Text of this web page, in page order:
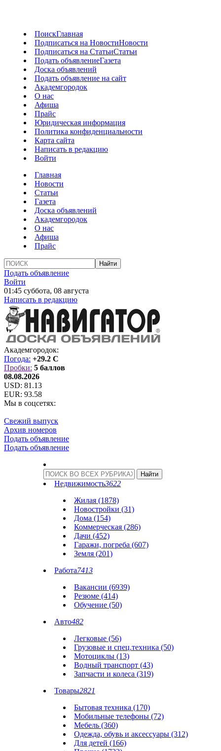
ПоискГлавная
Подписаться на НовостиНовости
Подписаться на СтатьиСтатьи
Подать объявлениеГазета
Доска объявлений
Подать объявление на сайт
Академгородок
О нас
Афиша
Прайс
Юридическая информация
Политика конфиденциальности
Карта сайта
Написать в редакцию
Войти
Главная
Новости
Статьи
Газета
Доска объявлений
Академгородок
О нас
Афиша
Прайс
Подать объявление
Войти
01:45 суббота, 08 августа
Написать в редакцию
Академгородок:
Погода: +29.2 C
Пробки: 5 баллов
08.08.2026
USD: 81.13
EUR: 93.58
Мы в соцсетях:
Свежий выпуск
Архив номеров
Подать объявление
Подать объявление
Недвижимость3622
Жилая (1878)
Новостройки (31)
Дома (154)
Коммерческая (286)
Дачи (452)
Гаражи, погреба (607)
Земля (201)
Работа7413
Вакансии (6939)
Резюме (414)
Обучение (50)
Авто482
Легковые (56)
Грузовые и спец.техника (50)
Мотоциклы (13)
Водный транспорт (43)
Запчасти и колеса (319)
Товары2821
Бытовая техника (170)
Мобильные телефоны (72)
Мебель (360)
Одежда, обувь и аксессуары (312)
Для детей (166)